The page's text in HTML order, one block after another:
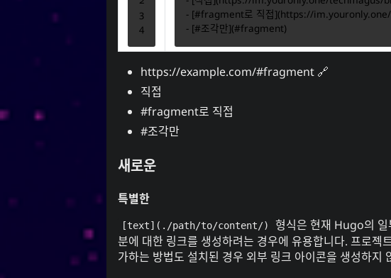
- [#fragment로 직접](https://
- [#조각만](#fragment
https://example.com/#fragment
직접
#fragment로 직접
#조각만
새로운
특별한
[text](./path/to/content/) 형식은 현재 Hugo의
분에 대한 링크를 생성하려는 경우에 유용합니다. 프로젝
가하는 방법도 설치된 경우 외부 링크 아이콘을 생성하지